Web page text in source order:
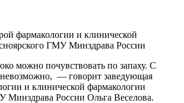
фармакологии и клинической
ГМУ Минздрава России
можно почувствовать по запаху. С
невозможно, — говорит заведующая
и клинической фармакологии
Минздрава России Ольга Веселова.